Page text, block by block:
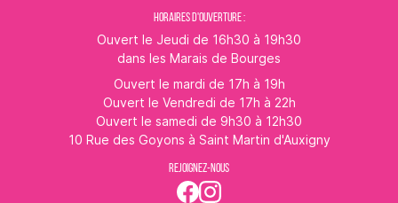
HORAIRES D'OUVERTURE :
Ouvert le Jeudi de 16h30 à 19h30
dans les Marais de Bourges
Ouvert le mardi de 17h à 19h
Ouvert le Vendredi de 17h à 22h
Ouvert le samedi de 9h30 à 12h30
10 Rue des Goyons à Saint Martin d'Auxigny
REJOIGNEZ-NOUS